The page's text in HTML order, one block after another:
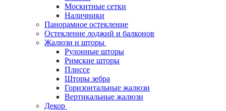
Москитные сетки
Наличники
Панорамное остекление
Остекление лоджий и балконов
Жалюзи и шторы
Рулонные шторы
Римские шторы
Плиссе
Шторы зебра
Горизонтальные жалюзи
Вертикальные жалюзи
Декор